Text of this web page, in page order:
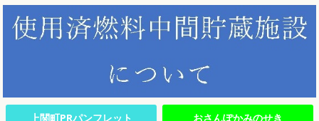
上関町PRパンフレット おさんぽかみのせき